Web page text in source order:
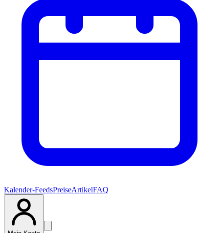
Kalender-FeedsPreiseArtikelFAQ